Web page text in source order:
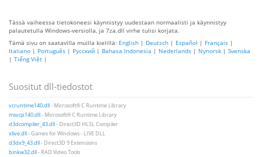
Tässä vaiheessa tietokoneesi käynnistyy uudestaan ​​normaalisti ja käynnistyy
palautetulla Windows-versiolla, ja 7za.dll virhe tulisi korjata.
Tämä sivu on saatavilla muilla kielillä: English | Deutsch | Español | Français |
Italiano | Português | Русский | Bahasa Indonesia | Nederlands | Nynorsk | Svenska
| Tiếng Việt |
Suositut dll-tiedostot
vcruntime140.dll- Microsoft® C Runtime Library
msvcp140.dll- Microsoft® C Runtime Library
d3dcompiler_43.dll- Direct3D HLSL Compiler
xlive.dll- Games for Windows - LIVE DLL
d3dx9_43.dll- Direct3D 9 Extensions
binkw32.dll- RAD Video Tools